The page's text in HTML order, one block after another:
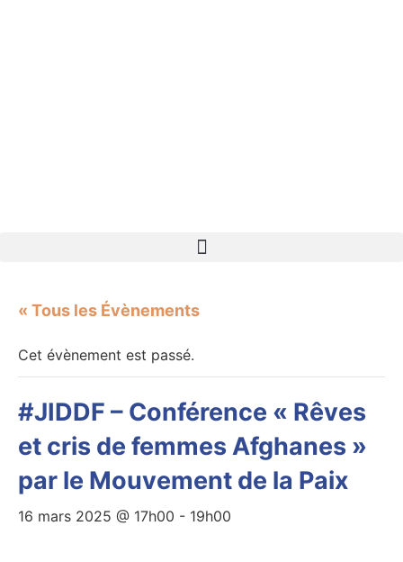
« Tous les Évènements
Cet évènement est passé.
#JIDDF – Conférence « Rêves
et cris de femmes Afghanes »
par le Mouvement de la Paix
16 mars 2025 @ 17h00 - 19h00